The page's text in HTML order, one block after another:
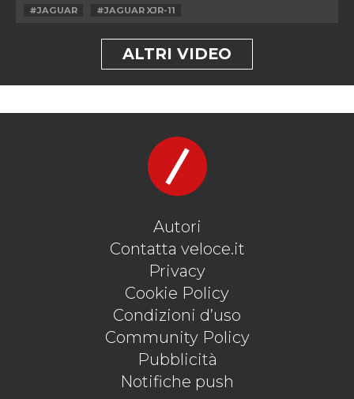
#JAGUAR #JAGUAR XJR-11
ALTRI VIDEO
Autori
Contatta veloce.it
Privacy
Cookie Policy
Condizioni d’uso
Community Policy
Pubblicità
Notifiche push